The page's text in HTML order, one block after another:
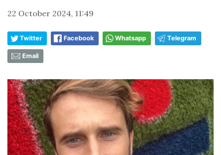
22 October 2024, 11:49
Twitter Facebook Whatsapp Telegram
Email